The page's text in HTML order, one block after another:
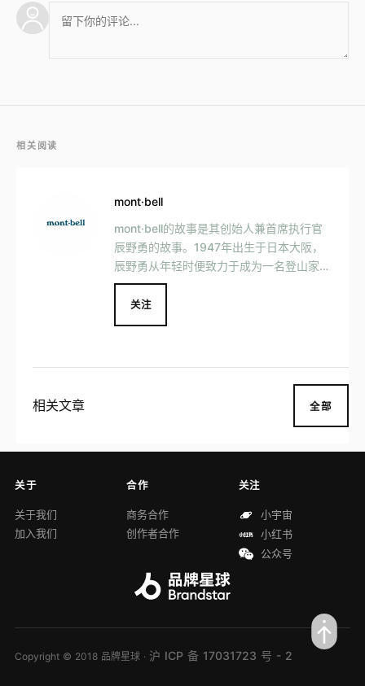
相关阅读
mont·bell
mont·bell的故事是其创始人兼首席执行官
辰野勇的故事。1947年出生于日本大阪，
辰野勇从年轻时便致力于成为一名登山家。
被登山记《白蜘蛛》所感动,他有两个梦想:
成为第一个攀登艾格峰北壁的日本人,创办
一家以某种方式参与登山行业的公司。 到1
970年,他开办了日本第一所攀岩学校。 197
创立了自己的公司
关注
相关文章 全部
关于
关于我们
加入我们
合作
商务合作
创作者合作
关注
小宇宙
小红书
公众号
Copyright © 2018 品牌星球 · 沪 ICP 备 17031723 号 - 2